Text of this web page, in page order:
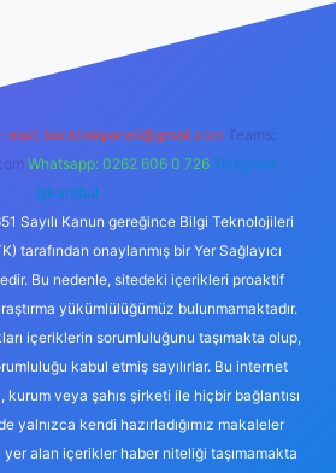
mail: backlinkpaneli@gmail.com Teams:
Whatsapp: 0262 606 0 726 Telegram:
@karabul
Sayılı Kanun gereğince Bilgi Teknolojileri
tarafından onaylanmış bir Yer Sağlayıcı
Bu nedenle, sitedeki içerikleri proaktif
yükümlülüğümüz bulunmamaktadır.
içeriklerin sorumluluğunu taşımakta olup,
kabul etmiş sayılırlar. Bu internet
veya şahıs şirketi ile hiçbir bağlantısı
yalnızca kendi hazırladığımız makaleler
yer alan içerikler haber niteliği taşımamakta